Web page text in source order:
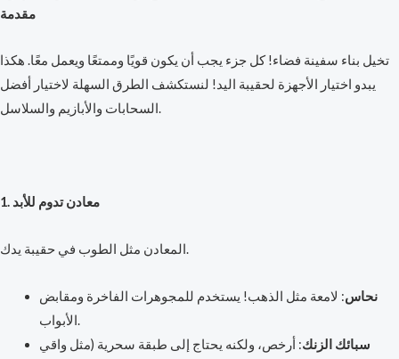
مقدمة
تخيل بناء سفينة فضاء! كل جزء يجب أن يكون قويًا وممتعًا ويعمل معًا. هكذا
يبدو اختيار الأجهزة لحقيبة اليد! لنستكشف الطرق السهلة لاختيار أفضل
السحابات والأبازيم والسلاسل.
1. معادن تدوم للأبد
المعادن مثل الطوب في حقيبة يدك.
نحاس: لامعة مثل الذهب! يستخدم للمجوهرات الفاخرة ومقابض
الأبواب.
سبائك الزنك: أرخص، ولكنه يحتاج إلى طبقة سحرية (مثل واقي